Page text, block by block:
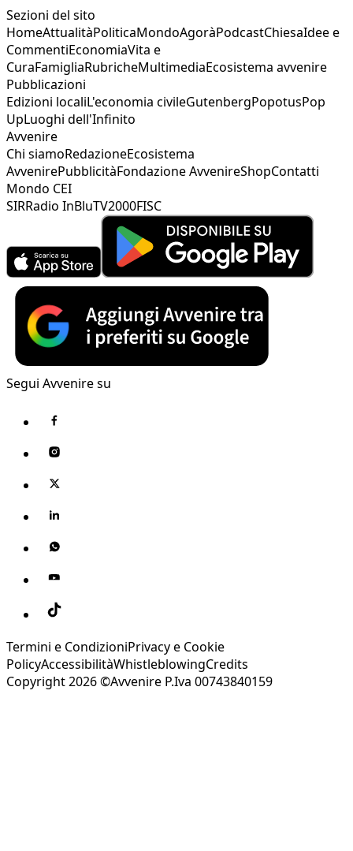
Sezioni del sito
HomeAttualitàPoliticaMondoAgoràPodcastChiesaIdee e
CommentiEconomiaVita e
CuraFamigliaRubricheMultimediaEcosistema avvenire
Pubblicazioni
Edizioni localiL'economia civileGutenbergPopotusPop
UpLuoghi dell'Infinito
Avvenire
Chi siamoRedazioneEcosistema
AvvenirePubblicitàFondazione AvvenireShopContatti
Mondo CEI
SIRRadio InBluTV2000FISC
Segui Avvenire su
Termini e CondizioniPrivacy e Cookie
PolicyAccessibilitàWhistleblowingCredits
Copyright 2026 ©Avvenire P.Iva 00743840159